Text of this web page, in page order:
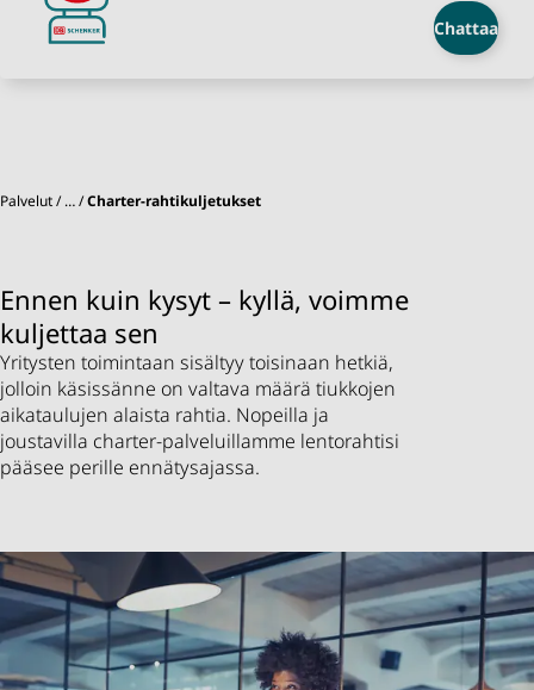
Chattaa
Palvelut … Charter-rahtikuljetukset
Ennen kuin kysyt – kyllä, voimme
kuljettaa sen
Yritysten toimintaan sisältyy toisinaan hetkiä,
jolloin käsissänne on valtava määrä tiukkojen
aikataulujen alaista rahtia. Nopeilla ja
joustavilla charter-palveluillamme lentorahtisi
pääsee perille ennätysajassa.